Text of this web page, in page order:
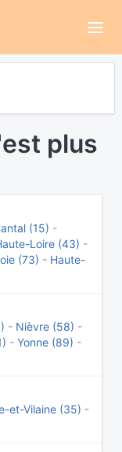
plus
(15) -
Loire (43) -
(73) - Haute-
- Nièvre (58) -
- Yonne (89) -
et-Vilaine (35) -